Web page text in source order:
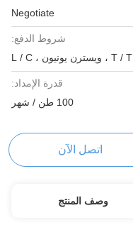
Negotiate
شروط الدفع:
T / T ، ويسترن يونيون ، L / C
قدرة الإمداد:
100 طن / شهر
اتصل الآن
وصف المنتج